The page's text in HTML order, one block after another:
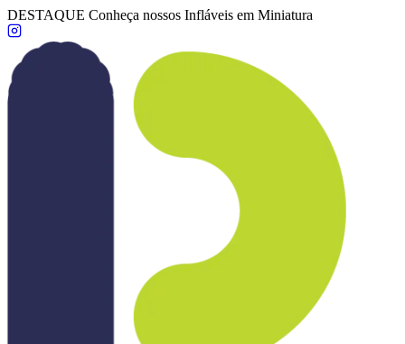
DESTAQUE Conheça nossos Infláveis em Miniatura